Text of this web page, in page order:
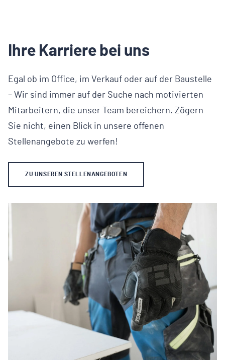
Ihre Karriere bei uns
Egal ob im Office, im Verkauf oder auf der Baustelle
– Wir sind immer auf der Suche nach motivierten
Mitarbeitern, die unser Team bereichern. Zögern
Sie nicht, einen Blick in unsere offenen
Stellenangebote zu werfen!
ZU UNSEREN STELLENANGEBOTEN